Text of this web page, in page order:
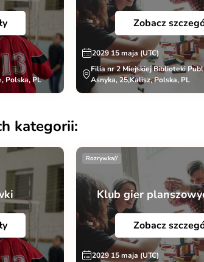
Polska, PL
Zobacz
2029 15 maja (UTC)
Filia nr 2 Miejskiej Biblioteki
Asnyka, 25,Kalisz, Polska, PL
kategorii:
Rozrywka//
Klub gier
Zobacz
2029 15 maja (UTC)